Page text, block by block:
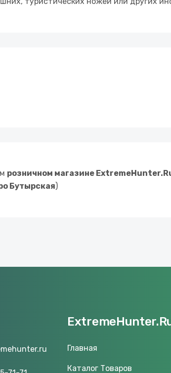
розничном магазине
Бутырская)
Главная
Каталог Товаров